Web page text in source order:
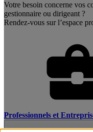
Votre besoin concerne vos
gestionnaire ou dirigeant ?
Rendez-vous sur l’espace
Professionnels et